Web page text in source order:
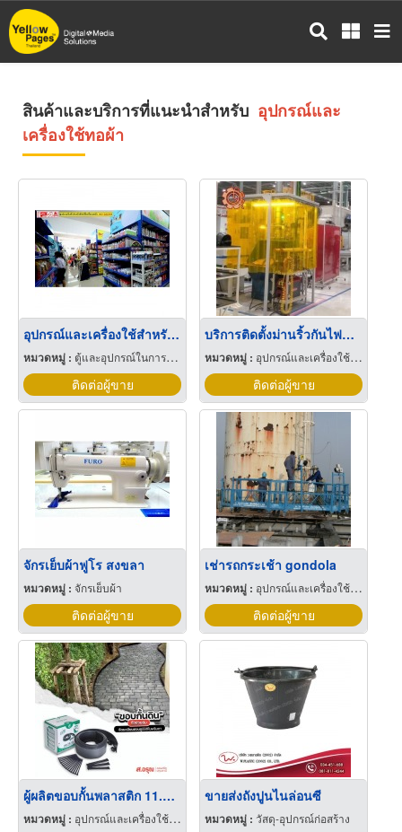
ข้าม
ไป
สินค้าและบริการที่แนะนำสำหรับ อุปกรณ์และ
เครื่องใช้ทอผ้า
อุปกรณ์และเครื่องใช้สำหรับสัตว์เลี้ยง
หมวดหมู่ : ตู้และอุปกรณ์ในการเลี้ยงปลา
ติดต่อผู้ขาย
บริการติดตั้งม่านริ้วกันไฟสำหรับงานเชื่อม
หมวดหมู่ : อุปกรณ์และเครื่องใช้อุตสาหกรรม
ติดต่อผู้ขาย
จักรเย็บผ้าฟูโร สงขลา
หมวดหมู่ : จักรเย็บผ้า
ติดต่อผู้ขาย
เช่ารถกระเช้า gondola
หมวดหมู่ : อุปกรณ์และเครื่องใช้ก่อสร้าง
ติดต่อผู้ขาย
ผู้ผลิตขอบกั้นพลาสติก 11.5ซม.ยาว6เมตร
หมวดหมู่ : อุปกรณ์และเครื่องใช้จัดสวน
ขายส่งถังปูนไนล่อนซี
หมวดหมู่ :วัสดุ-อุปกรณ์ก่อสร้าง